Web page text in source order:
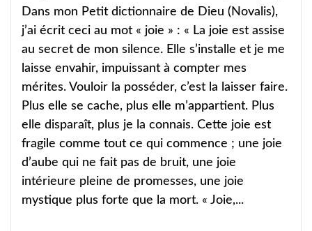
Dans mon Petit dictionnaire de Dieu (Novalis),
j’ai écrit ceci au mot « joie » : « La joie est assise
au secret de mon silence. Elle s’installe et je me
laisse envahir, impuissant à compter mes
mérites. Vouloir la posséder, c’est la laisser faire.
Plus elle se cache, plus elle m’appartient. Plus
elle disparaît, plus je la connais. Cette joie est
fragile comme tout ce qui commence ; une joie
d’aube qui ne fait pas de bruit, une joie
intérieure pleine de promesses, une joie
mystique plus forte que la mort. « Joie,...